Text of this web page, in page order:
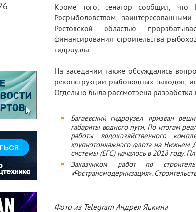
Кроме того, сенатор сообщил, что
Росрыболовством,
Ростовской областью
финансирования строительства
гидроузла.
На заседании также обсуждались
реконструкции рыбоводных заводов,
Отдельно была рассмотрена
Багаевский гидроузел призван
габариты водного пути. По итогам
работы водохозяйственного
крупнотоннажного флота на Нижнем
системы (ЕГС) началось в 2018 году.
Заказчиком работ по
«Ространсмодернизация».
Фото из Telegram Андрея Яцкина